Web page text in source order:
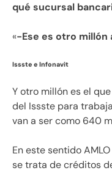
qué sucursal
«-Ese es otro millón
Issste e Infonavit
Y otro millón es el
del Issste para
van a ser como 640
En este sentido
se trata de créditos